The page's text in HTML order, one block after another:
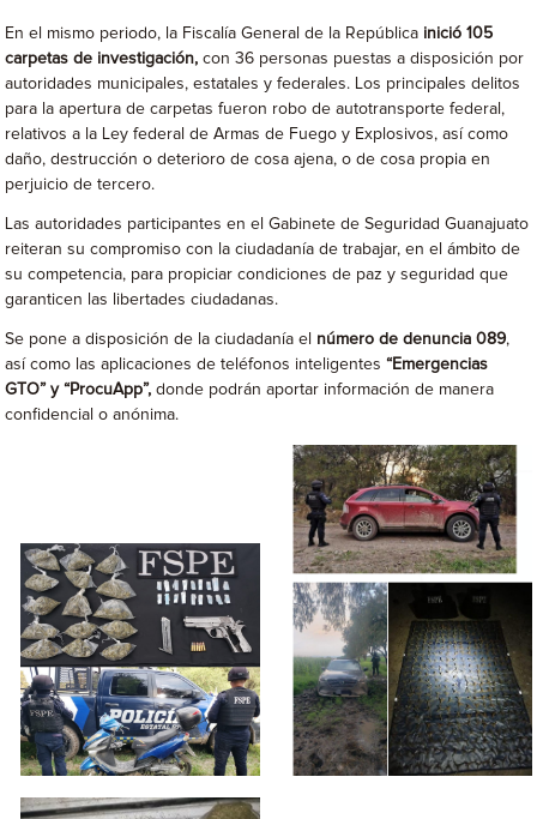
En el mismo periodo, la Fiscalía General de la República inició 105
carpetas de investigación, con 36 personas puestas a disposición por
autoridades municipales, estatales y federales. Los principales delitos
para la apertura de carpetas fueron robo de autotransporte federal,
relativos a la Ley federal de Armas de Fuego y Explosivos, así como
daño, destrucción o deterioro de cosa ajena, o de cosa propia en
perjuicio de tercero.
Las autoridades participantes en el Gabinete de Seguridad Guanajuato
reiteran su compromiso con la ciudadanía de trabajar, en el ámbito de
su competencia, para propiciar condiciones de paz y seguridad que
garanticen las libertades ciudadanas.
Se pone a disposición de la ciudadanía el número de denuncia 089,
así como las aplicaciones de teléfonos inteligentes“Emergencias
GTO” y “ProcuApp”, donde podrán aportar información de manera
confidencial o anónima.